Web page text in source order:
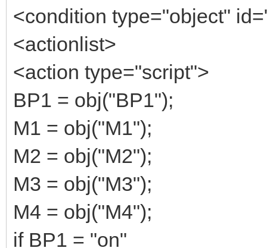
<condition type="object"
<actionlist>
<action type="script">
BP1 = obj("BP1");
M1 = obj("M1");
M2 = obj("M2");
M3 = obj("M3");
M4 = obj("M4");
if BP1 = "on"